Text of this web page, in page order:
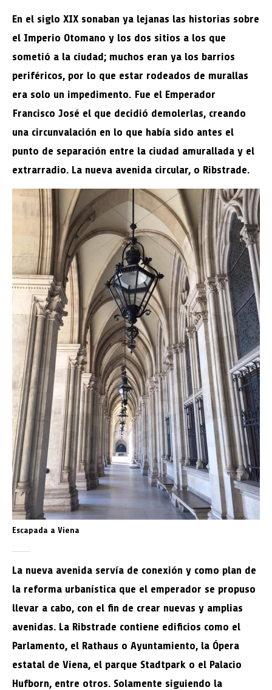
En el siglo XIX sonaban ya lejanas las historias sobre
el Imperio Otomano y los dos sitios a los que
sometió a la ciudad; muchos eran ya los barrios
periféricos, por lo que estar rodeados de murallas
era solo un impedimento. Fue el Emperador
Francisco José el que decidió demolerlas, creando
una circunvalación en lo que había sido antes el
punto de separación entre la ciudad amurallada y el
extrarradio. La nueva avenida circular, o Ribstrade.
Escapada a Viena
La nueva avenida servía de conexión y como plan de
la reforma urbanística que el emperador se propuso
llevar a cabo, con el fin de crear nuevas y amplias
avenidas. La Ribstrade contiene edificios como el
Parlamento, el Rathaus o Ayuntamiento, la Ópera
estatal de Viena, el parque Stadtpark o el Palacio
Hufborn, entre otros. Solamente siguiendo la